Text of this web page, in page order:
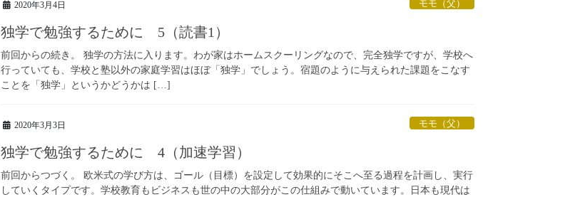
2020年3月4日 モモ（父）
独学で勉強するために 5（読書1）
前回からの続き。 独学の方法に入ります。わが家はホームスクーリングなので、完全独学ですが、学校へ
行っていても、学校と塾以外の家庭学習はほぼ「独学」でしょう。宿題のように与えられた課題をこなす
ことを「独学」というかどうかは […]
2020年3月3日 モモ（父）
独学で勉強するために 4（加速学習）
前回からつづく。 欧米式の学び方は、ゴール（目標）を設定して効果的にそこへ至る過程を計画し、実行
していくタイプです。学校教育もビジネスも世の中の大部分がこの仕組みで動いています。日本も現代は